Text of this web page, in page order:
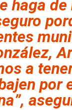
haga de
a
por